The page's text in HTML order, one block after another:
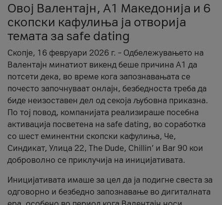
Овој Валентајн, A1 Македонија и 6
скопски кафулиња ја отворија
темата за safe dating
Скопје, 16 февруари 2026 г. – Одбележувањето на
Валентајн минатиот викенд беше причина А1 да
потсети дека, во време кога запознавањата се
почесто започнуваат онлајн, безбедноста треба да
биде неизоставен дел од секоја љубовна приказна.
По тој повод, компанијата реализираше посебна
активација посветена на safe dating, во соработка
со шест еминентни скопски кафулиња, Че,
Синдикат, Улица 22, The Dude, Chillin’ и Bar 90 кои
доброволно се приклучија на иницијативата.
Иницијативата имаше за цел да ја подигне свеста за
одговорно и безбедно запознавање во дигиталната